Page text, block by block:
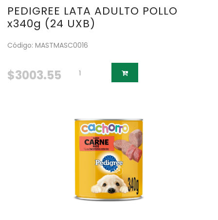
PEDIGREE LATA ADULTO POLLO
x340g (24 UXB)
Código: MASTMASC0016
$3003.55